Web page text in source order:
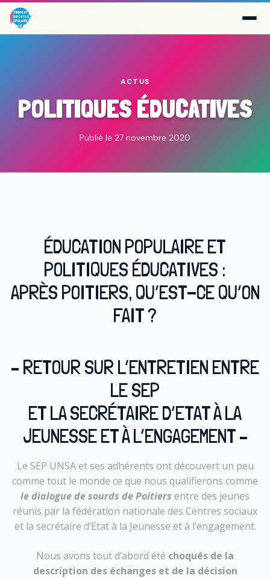
ACTUS
POLITIQUES ÉDUCATIVES
Publié le 27 novembre 2020
ÉDUCATION POPULAIRE ET
POLITIQUES ÉDUCATIVES :
APRÈS POITIERS, QU’EST-CE QU’ON
FAIT ?
– RETOUR SUR L’ENTRETIEN ENTRE
LE SEP
ET LA SECRÉTAIRE D’ETAT À LA
JEUNESSE ET À L’ENGAGEMENT –
Le SEP UNSA et ses adhérents ont découvert un peu
comme tout le monde ce que nous qualifierons comme
le dialogue de sourds de Poitiers entre des jeunes
réunis par la fédération nationale des Centres sociaux
et la secrétaire d’Etat à la Jeunesse et à l’engagement.
Nous avons tout d’abord été choqués de la
description des échanges et de la décision